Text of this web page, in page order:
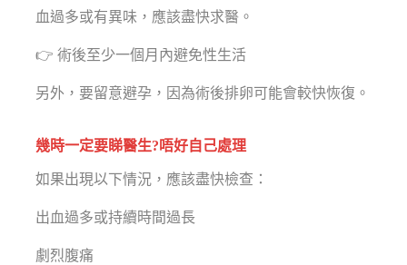
血過多或有異味，應該盡快求醫。
👉 術後至少一個月內避免性生活
另外，要留意避孕，因為術後排卵可能會較快恢復。
幾時一定要睇醫生?唔好自己處理
如果出現以下情況，應該盡快檢查：
出血過多或持續時間過長
劇烈腹痛